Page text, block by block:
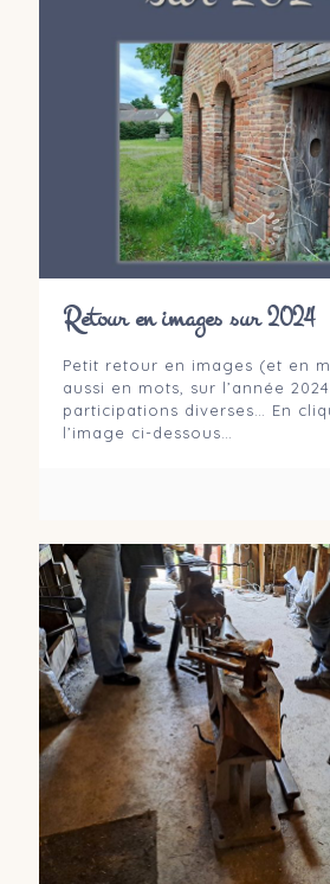
Retour en images sur 2024
Petit retour en images (et en
aussi en mots, sur l’année
participations diverses… En
l’image ci-dessous…